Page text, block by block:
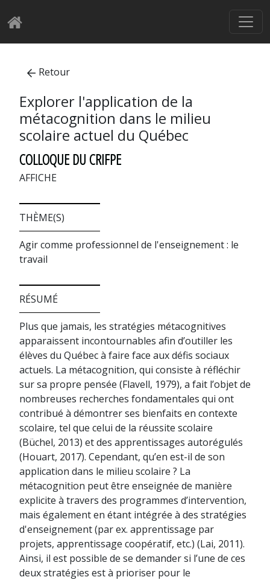
Retour
Explorer l'application de la
métacognition dans le milieu
scolaire actuel du Québec
COLLOQUE DU CRIFPE
AFFICHE
THÈME(S)
Agir comme professionnel de l'enseignement : le
travail
RÉSUMÉ
Plus que jamais, les stratégies métacognitives
apparaissent incontournables afin d’outiller les
élèves du Québec à faire face aux défis sociaux
actuels. La métacognition, qui consiste à réfléchir
sur sa propre pensée (Flavell, 1979), a fait l’objet de
nombreuses recherches fondamentales qui ont
contribué à démontrer ses bienfaits en contexte
scolaire, tel que celui de la réussite scolaire
(Büchel, 2013) et des apprentissages autorégulés
(Houart, 2017). Cependant, qu’en est-il de son
application dans le milieu scolaire ? La
métacognition peut être enseignée de manière
explicite à travers des programmes d’intervention,
mais également en étant intégrée à des stratégies
d'enseignement (par ex. apprentissage par
projets, apprentissage coopératif, etc.) (Lai, 2011).
Ainsi, il est possible de se demander si l’une de ces
deux stratégies est à prioriser pour le